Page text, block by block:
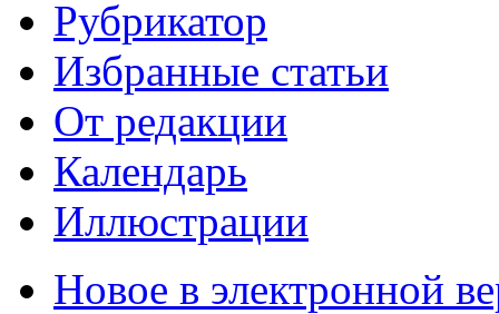
Рубрикатор
Избранные статьи
От редакции
Календарь
Иллюстрации
Новое в электронной